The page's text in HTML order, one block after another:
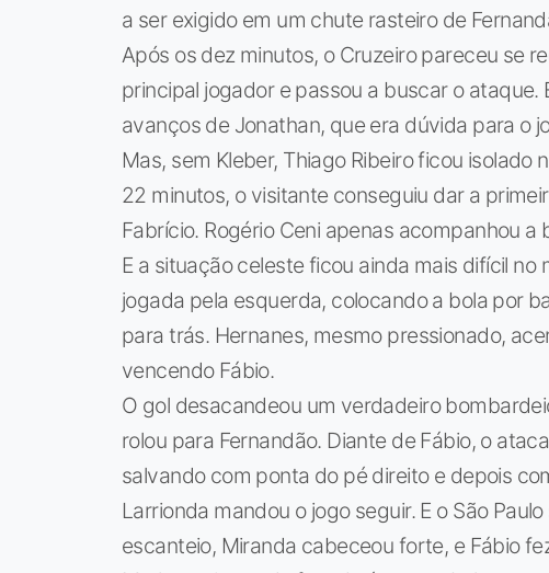
a ser exigido em um chute rasteiro de
Após os dez minutos, o Cruzeiro pareceu se
principal jogador e passou a buscar o
avanços de Jonathan, que era dúvida para o
Mas, sem Kleber, Thiago Ribeiro ficou
22 minutos, o visitante conseguiu dar a
Fabrício. Rogério Ceni apenas acompanhou a
E a situação celeste ficou ainda mais difícil
jogada pela esquerda, colocando a bola por
para trás. Hernanes, mesmo pressionado,
vencendo Fábio.
O gol desacandeou um verdadeiro
rolou para Fernandão. Diante de Fábio, o
salvando com ponta do pé direito e depois
Larrionda mandou o jogo seguir. E o São
escanteio, Miranda cabeceou forte, e Fábio